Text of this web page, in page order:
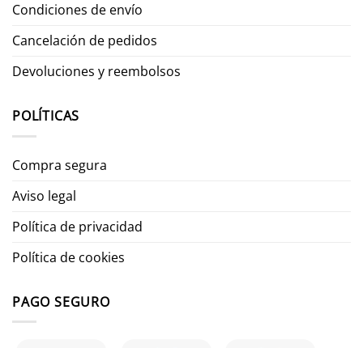
Condiciones de envío
Cancelación de pedidos
Devoluciones y reembolsos
POLÍTICAS
Compra segura
Aviso legal
Política de privacidad
Política de cookies
PAGO SEGURO